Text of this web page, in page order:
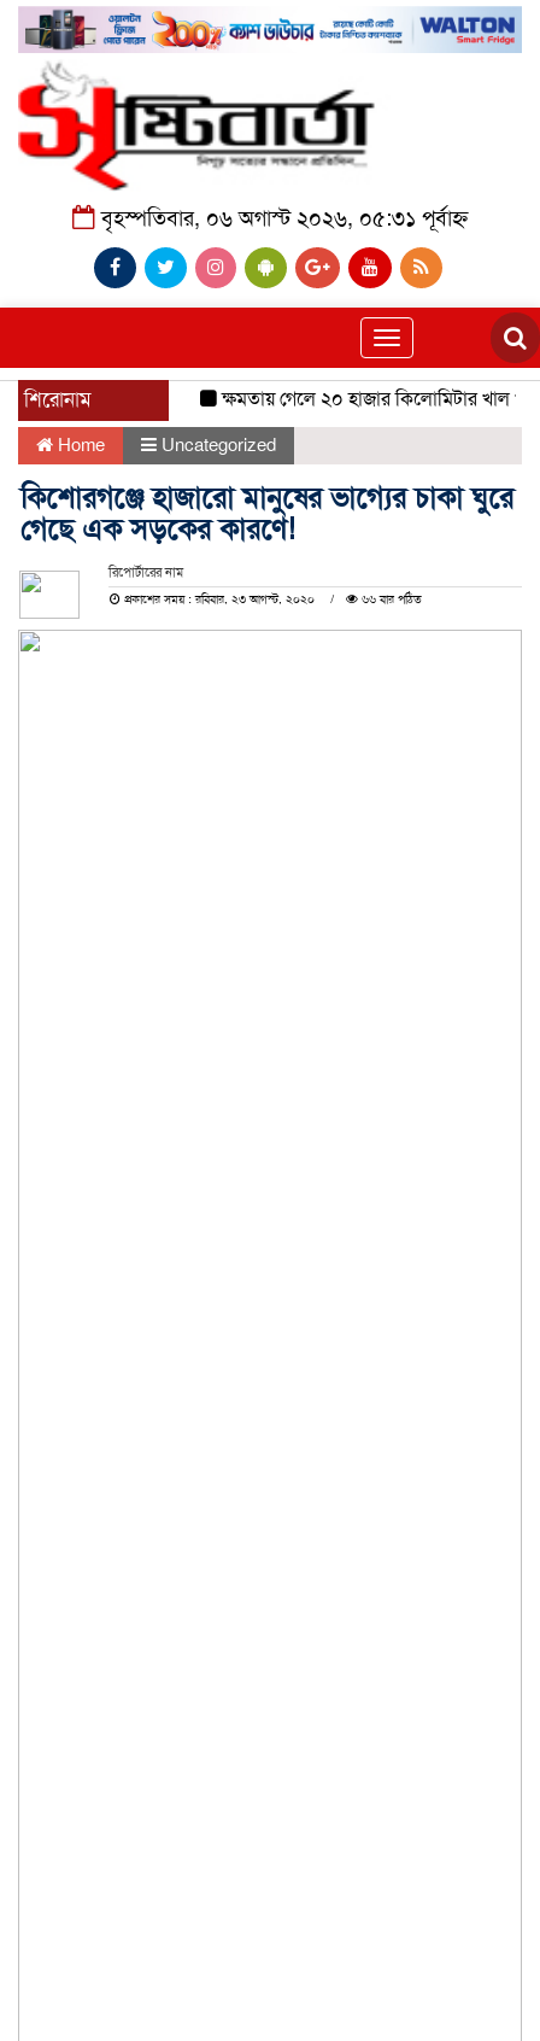
বৃহস্পতিবার, ০৬ অগাস্ট ২০২৬, ০৫:৩১ পূর্বাহ্ন
Toggle
navigation
শিরোনাম ক্ষমতায় গেলে ২০ হাজার কিলোমিটার খাল খনন
Home Uncategorized
কিশোরগঞ্জে হাজারো মানুষের ভাগ্যের চাকা ঘুরে
গেছে এক সড়কের কারণে!
রিপোর্টারের নাম
প্রকাশের সময় : রবিবার, ২৩ আগস্ট, ২০২০
৬৬ বার পঠিত